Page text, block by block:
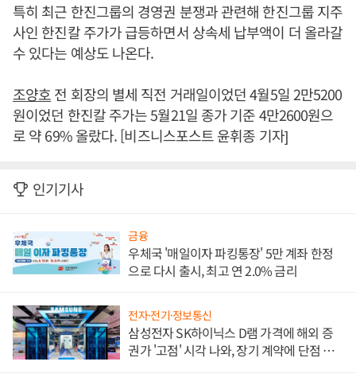
특히 최근 한진그룹의 경영권 분쟁과 관련해 한진그룹 지주
사인 한진칼 주가가 급등하면서 상속세 납부액이 더 올라갈
수 있다는 예상도 나온다.
조양호전 회장의 별세 직전 거래일이었던 4월5일 2만5200
원이었던 한진칼 주가는 5월21일 종가 기준 4만2600원으
로 약 69% 올랐다. [비즈니스포스트 윤휘종 기자]
인기기사
금융
우체국 '매일이자 파킹통장' 5만 계좌 한정
으로 다시 출시, 최고 연 2.0% 금리
전자·전기·정보통신
삼성전자 SK하이닉스 D램 가격에 해외 증
권가 '고점' 시각 나와, 장기 계약에 단점 부